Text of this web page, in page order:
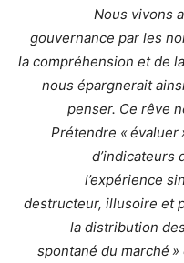
Nous vivons
gouvernance par les
la compréhension et de
nous épargnerait
penser. Ce rêve
Prétendre « évaluer
d’indicateurs
l’expérience
destructeur, illusoire et
la distribution
spontané du marché